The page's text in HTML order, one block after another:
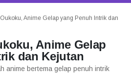
Anime Gelap yang Penuh Intrik dan
Anime Gelap
dan Kejutan
anime bertema gelap penuh intrik